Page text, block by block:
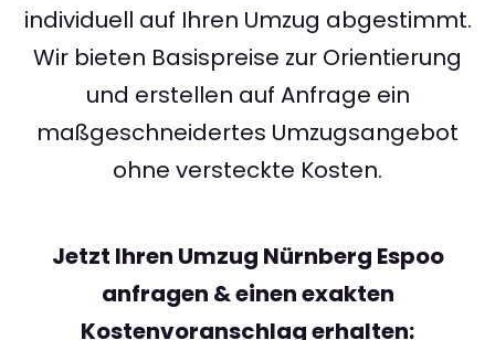
individuell auf Ihren Umzug abgestimmt.
Wir bieten Basispreise zur Orientierung
und erstellen auf Anfrage ein
maßgeschneidertes Umzugsangebot
ohne versteckte Kosten.
Jetzt Ihren Umzug Nürnberg Espoo
anfragen & einen exakten
Kostenvoranschlag erhalten: